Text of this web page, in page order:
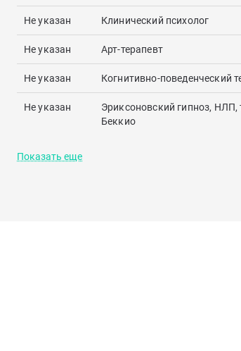
Не указан Клинический психолог
Не указан Арт-терапевт
Не указан Когнитивно-поведенческий
Не указан
Эриксоновский гипноз, НЛП,
Беккио
Показать еще